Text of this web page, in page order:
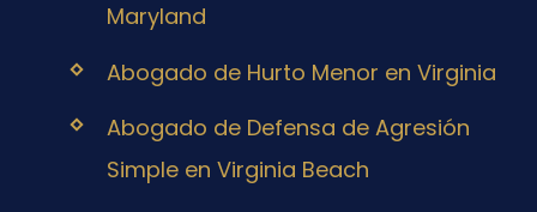
Maryland
Abogado de Hurto Menor en Virginia
Abogado de Defensa de Agresión
Simple en Virginia Beach